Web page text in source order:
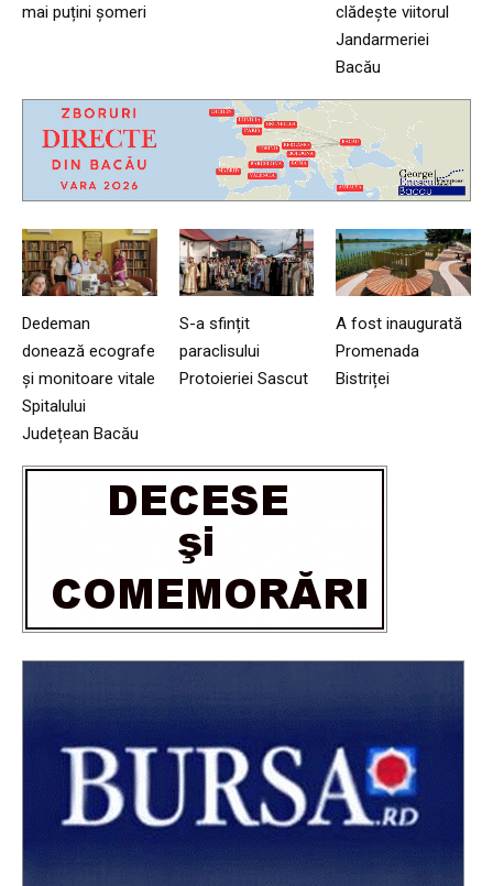
mai puțini șomeri
clădește viitorul
Jandarmeriei
Bacău
Dedeman
donează ecografe
și monitoare vitale
Spitalului
Județean Bacău
S-a sfințit
paraclisului
Protoieriei Sascut
A fost inaugurată
Promenada
Bistriței